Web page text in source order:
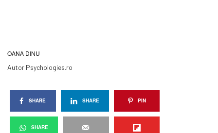
OANA DINU
Autor Psychologies.ro
SHARE SHARE PIN
SHARE